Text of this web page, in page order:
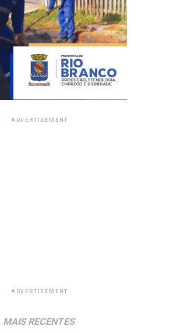
ADVERTISEMENT
ADVERTISEMENT
MAIS RECENTES